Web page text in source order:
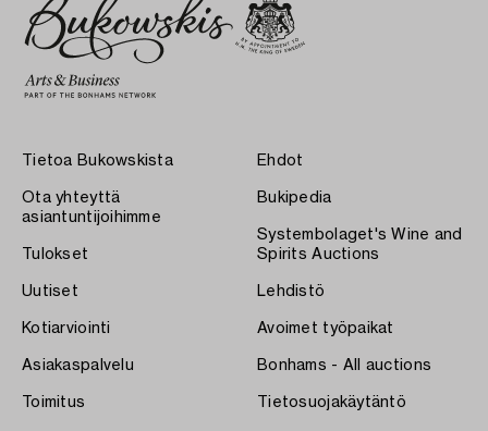
Tietoa Bukowskista
Ota yhteyttä
asiantuntijoihimme
Tulokset
Uutiset
Kotiarviointi
Asiakaspalvelu
Toimitus
Ehdot
Bukipedia
Systembolaget's Wine and
Spirits Auctions
Lehdistö
Avoimet työpaikat
Bonhams - All auctions
Tietosuojakäytäntö